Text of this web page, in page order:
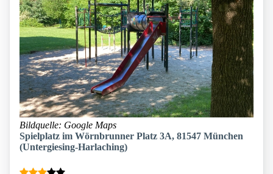
Bildquelle: Google Maps
Spielplatz im Wörnbrunner Platz 3A, 81547 München
(Untergiesing-Harlaching)